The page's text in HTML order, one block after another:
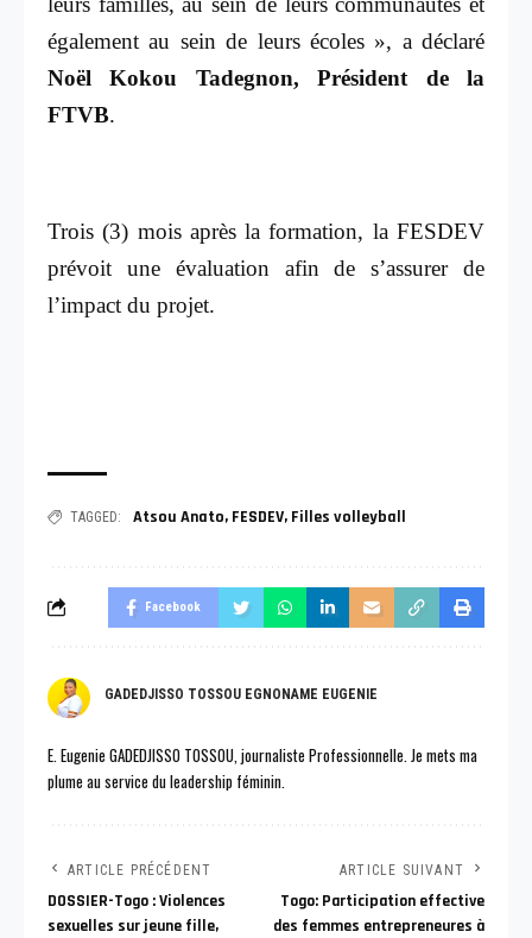
également au sein de leurs écoles », a déclaré
Noël Kokou Tadegnon, Président de la
FTVB.
Trois (3) mois après la formation, la FESDEV
prévoit une évaluation afin de s’assurer de
l’impact du projet.
TAGGED: Atsou Anato, FESDEV, Filles volleyball
Facebook
GADEDJISSO TOSSOU EGNONAME EUGENIE
E. Eugenie GADEDJISSO TOSSOU, journaliste Professionnelle. Je mets ma
plume au service du leadership féminin.
ARTICLE PRÉCÉDENT
DOSSIER-Togo : Violences
sexuelles sur jeune fille,
ARTICLE SUIVANT
Togo: Participation effective
des femmes entrepreneures à